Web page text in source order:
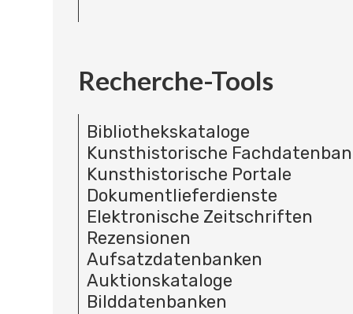
Recherche-Tools
Bibliothekskataloge
Kunsthistorische
Kunsthistorische Portale
Dokumentlieferdienste
Elektronische Zeitschriften
Rezensionen
Aufsatzdatenbanken
Auktionskataloge
Bilddatenbanken